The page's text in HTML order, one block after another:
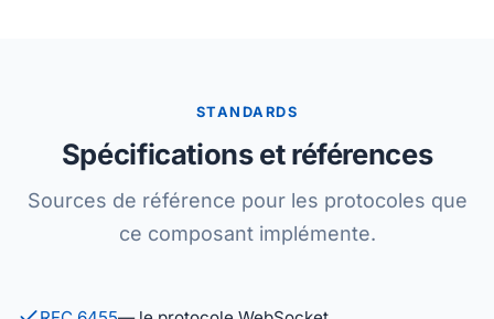
STANDARDS
Spécifications et références
Sources de référence pour les protocoles que
ce composant implémente.